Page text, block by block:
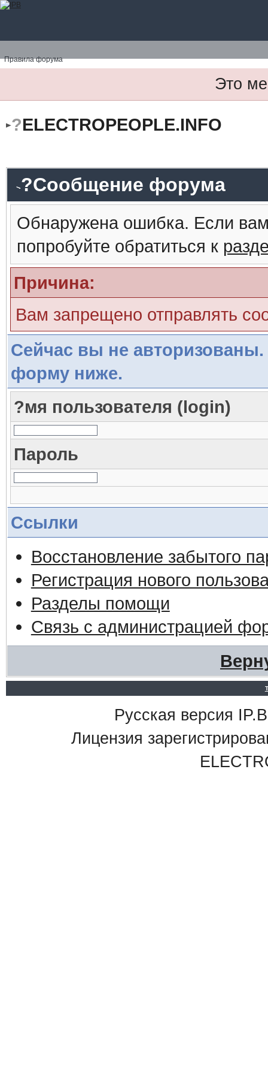
Правила форума
Это
?ELECTROPEOPLE.INFO
?Сообщение форума
Обнаружена ошибка. Если
попробуйте обратиться к
Причина:
Вам запрещено отправлять
Сейчас вы не авторизованы.
форму ниже.
?мя пользователя (login)
Пароль
Ссылки
Восстановление забытого
Регистрация нового
Разделы помощи
Связь с администрацией
Русская версия
Лицензия